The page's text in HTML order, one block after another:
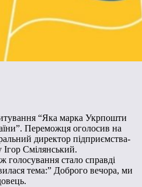
“Яка марка Укрпошти
Переможця оголосив на
директор підприємства-
Ігор Смілянський.
голосування стало справді
тема:” Доброго вечора, ми